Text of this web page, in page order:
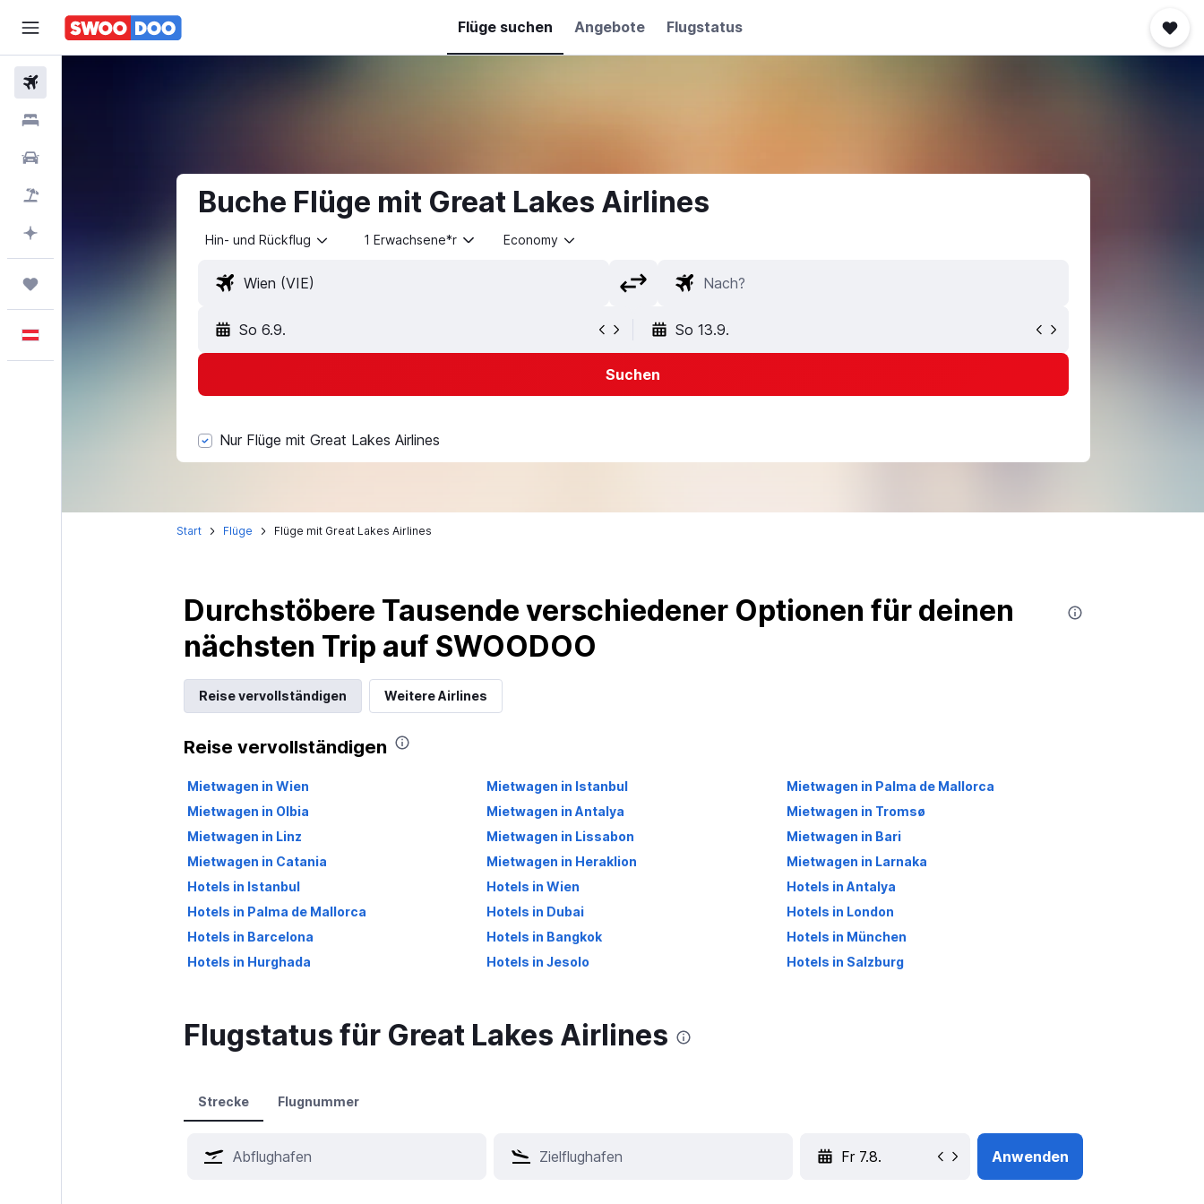
Flüge suchen Angebote Flugstatus
Buche Flüge mit Great Lakes Airlines
Hin- und Rückflug 1 Erwachsene*r Economy
So 6.9. So 13.9.
Suchen
Nur Flüge mit Great Lakes Airlines
Start Flüge Flüge mit Great Lakes Airlines
Durchstöbere Tausende verschiedener Optionen für deinen
nächsten Trip auf SWOODOO
Reise vervollständigen Weitere Airlines
Reise vervollständigen
Mietwagen in Wien Mietwagen in Istanbul
Mietwagen in Palma de Mallorca
Mietwagen in Olbia
Mietwagen in Antalya
Mietwagen in Tromsø
Mietwagen in Linz
Mietwagen in Lissabon
Mietwagen in Bari
Mietwagen in Catania
Mietwagen in Heraklion
Mietwagen in Larnaka
Hotels in Istanbul
Hotels in Wien
Hotels in Antalya
Hotels in Palma de Mallorca
Hotels in Dubai
Hotels in London
Hotels in Barcelona
Hotels in Bangkok
Hotels in München
Hotels in Hurghada
Hotels in Jesolo Hotels in Salzburg
Flugstatus für Great Lakes Airlines
Strecke Flugnummer
Anwenden